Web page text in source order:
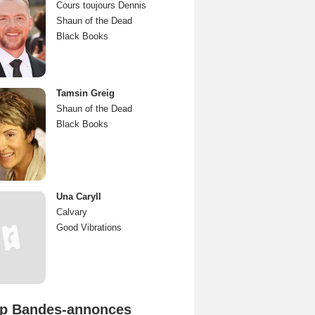
Cours toujours Dennis
Shaun of the Dead
Black Books
Tamsin Greig
Shaun of the Dead
Black Books
Una Caryll
Calvary
Good Vibrations
Bandes-annonces